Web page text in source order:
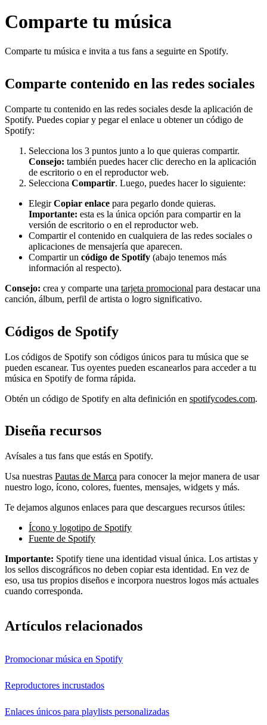
Comparte tu música
Comparte tu música e invita a tus fans a seguirte en Spotify.
Comparte contenido en las redes sociales
Comparte tu contenido en las redes sociales desde la aplicación de
Spotify. Puedes copiar y pegar el enlace u obtener un código de
Spotify:
Selecciona los 3 puntos junto a lo que quieras compartir.
Consejo: también puedes hacer clic derecho en la aplicación
de escritorio o en el reproductor web.
Selecciona Compartir. Luego, puedes hacer lo siguiente:
ElegirCopiar enlace para pegarlo donde quieras.
Importante: esta es la única opción para compartir en la
versión de escritorio o en el reproductor web.
Compartir el contenido en cualquiera de las redes sociales o
aplicaciones de mensajería que aparecen.
Compartir un código de Spotify (abajo tenemos más
información al respecto).
Consejo: crea y comparte una tarjeta promocional para destacar una
canción, álbum, perfil de artista o logro significativo.
Códigos de Spotify
Los códigos de Spotify son códigos únicos para tu música que se
pueden escanear. Tus oyentes pueden escanearlos para acceder a tu
música en Spotify de forma rápida.
Obtén un código de Spotify en alta definición en spotifycodes.com.
Diseña recursos
Avísales a tus fans que estás en Spotify.
Usa nuestras Pautas de Marca para conocer la mejor manera de usar
nuestro logo, ícono, colores, fuentes, mensajes, widgets y más.
Te dejamos algunos enlaces para que descargues recursos útiles:
Ícono y logotipo de Spotify
Fuente de Spotify
Importante: Spotify tiene una identidad visual única. Los artistas y
los sellos discográficos no deben copiar esta identidad. En vez de
eso, usa tus propios diseños e incorpora nuestros logos más actuales
cuando corresponda.
Artículos relacionados
Promocionar música en Spotify
Reproductores incrustados
Enlaces únicos para playlists personalizadas